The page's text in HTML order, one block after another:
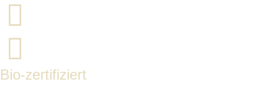
Bio-zertifiziert